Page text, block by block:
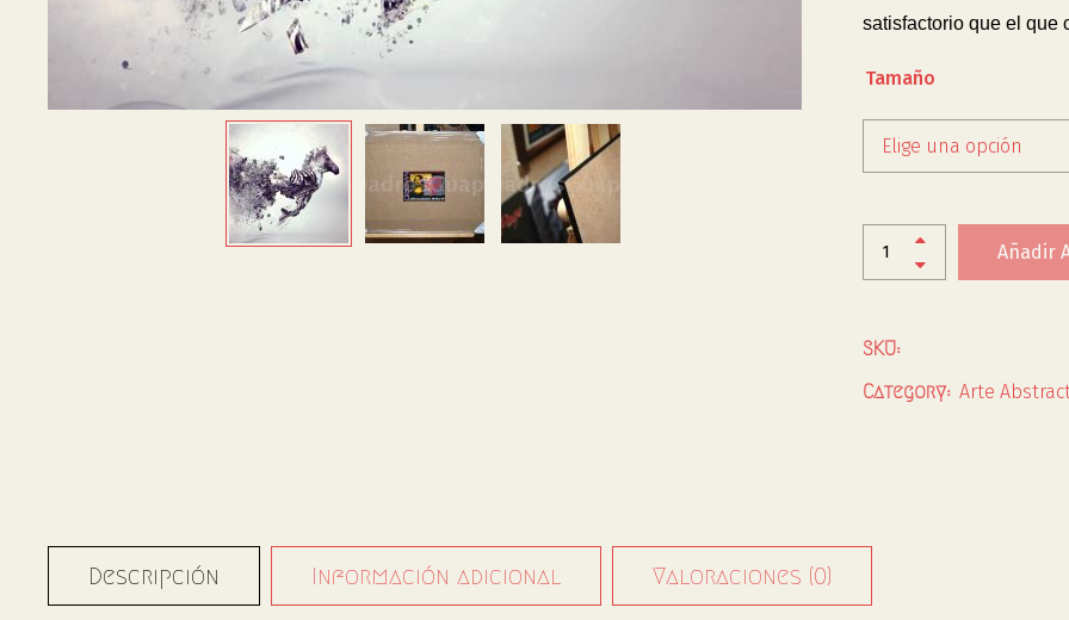
satisfactorio que el que
Tamaño
Elige una opción
Añadir
SKU:
Category: Arte
Descripción Información adicional Valoraciones (0)